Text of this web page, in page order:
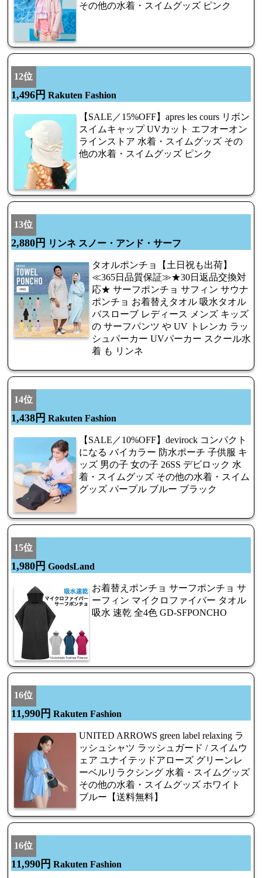
その他の水着・スイムグッズ ピンク
12位
1,496円 Rakuten Fashion
【SALE／15%OFF】apres les cours リボン
スイムキャップ UVカット エフオーオン
ラインストア 水着・スイムグッズ その
他の水着・スイムグッズ ピンク
13位
2,880円 リンネ スノー・アンド・サーフ
タオルポンチョ【土日祝も出荷】
≪365日品質保証≫★30日返品交換対
応★ サーフポンチョ サフィン サウナ
ポンチョ お着替えタオル 吸水タオル
バスローブ レディース メンズ キッズ
の サーフパンツ や UV トレンカ ラッ
シュパーカー UVパーカー スクール水
着 も リンネ
14位
1,438円 Rakuten Fashion
【SALE／10%OFF】devirock コンパクト
になる バイカラー 防水ポーチ 子供服 キ
ッズ 男の子 女の子 26SS デビロック 水
着・スイムグッズ その他の水着・スイム
グッズ パープル ブルー ブラック
15位
1,980円 GoodsLand
お着替えポンチョ サーフポンチョ サ
ーフィン マイクロファイバー タオル
吸水 速乾 全4色 GD-SFPONCHO
16位
11,990円 Rakuten Fashion
UNITED ARROWS green label relaxing ラ
ッシュシャツ ラッシュガード / スイムウ
ェア ユナイテッドアローズ グリーンレ
ーベルリラクシング 水着・スイムグッズ
その他の水着・スイムグッズ ホワイト
ブルー【送料無料】
16位
11,990円 Rakuten Fashion